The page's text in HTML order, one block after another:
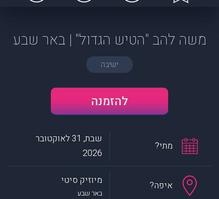
משה להב "הטיש הגדול" | באר שבע
ישיבה
להזמנה
מתי?
שבת, 31 לאוקטובר
2026
איפה? מיוזיק סיטי
באר שבע